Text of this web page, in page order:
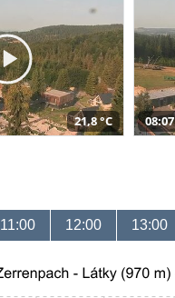
21,8 °C 08:07
11:00 12:00 13:00